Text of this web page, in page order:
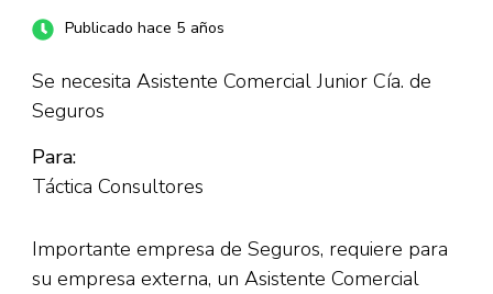
Publicado hace 5 años
Se necesita Asistente Comercial Junior Cía. de
Seguros
Para:
Táctica Consultores
Importante empresa de Seguros, requiere para
su empresa externa, un Asistente Comercial